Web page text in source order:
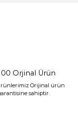
Orjinal Ürün
Orijinal ürün
sahiptir.